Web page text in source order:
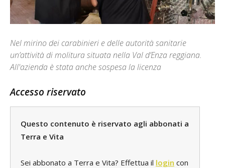
Nel mirino dei carabinieri e delle autorità sanitarie
un’attività di molitura situata nella Val d’Enza reggiana.
All'azienda è stata anche sospesa la licenza
Accesso riservato
Questo contenuto è riservato agli abbonati a
Terra e Vita
Sei abbonato a Terra e Vita? Effettua il login con